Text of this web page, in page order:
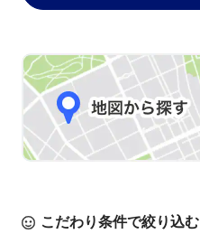
こだわり条件で絞り込む